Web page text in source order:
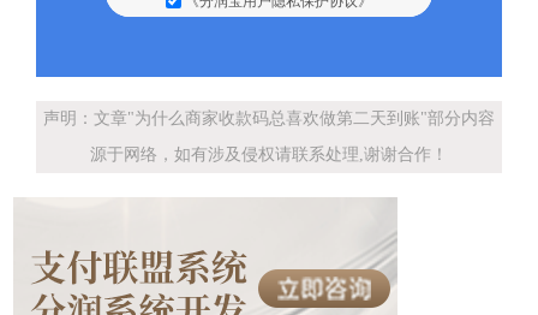
声明：文章"为什么商家收款码总喜欢做第二天到账"部分内容
源于网络，如有涉及侵权请联系处理,谢谢合作！